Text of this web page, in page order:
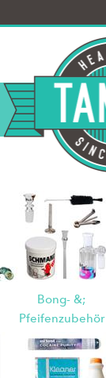
Bong- &;
Pfeifenzubehör